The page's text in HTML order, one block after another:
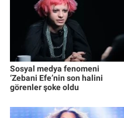
Sosyal medya fenomeni
‘Zebani Efe’nin son halini
görenler şoke oldu